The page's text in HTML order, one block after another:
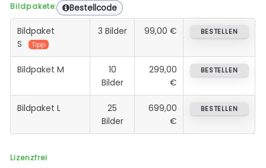
Bildpakete: Bestellcode
Bildpaket
S
Tipp
3 Bilder 99,00 € BESTELLEN
Bildpaket M
10
Bilder
299,00
€
BESTELLEN
Bildpaket L
25
Bilder
699,00
€
BESTELLEN
Lizenzfrei